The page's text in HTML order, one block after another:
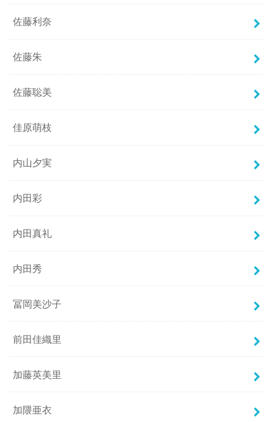
佐藤利奈
佐藤朱
佐藤聡美
佳原萌枝
内山夕実
内田彩
内田真礼
内田秀
冨岡美沙子
前田佳織里
加藤英美里
加隈亜衣